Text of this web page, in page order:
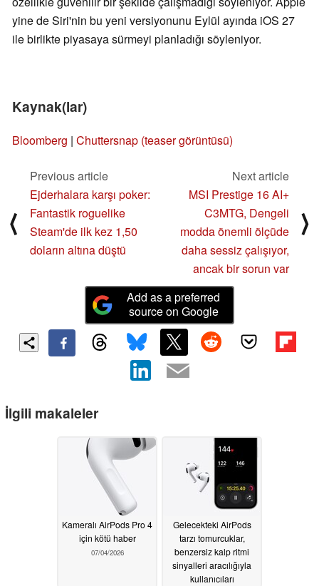
yine de Siri'nin bu yeni versiyonunu Eylül ayında iOS 27
ile birlikte piyasaya sürmeyi planladığı söyleniyor.
Kaynak(lar)
Bloomberg | Chuttersnap (teaser görüntüsü)
⟨
Previous article
Ejderhalara karşı poker:
Fantastik roguelike
Steam'de ilk kez 1,50
doların altına düştü
Next article
MSI Prestige 16 AI+
C3MTG, Dengeli
modda önemli ölçüde
daha sessiz çalışıyor,
ancak bir sorun var
⟩
Add as a preferred
source on Google
İlgili makaleler
Kameralı AirPods Pro 4
için kötü haber
07/04/2026
Gelecekteki AirPods
tarzı tomurcuklar,
benzersiz kalp ritmi
sinyalleri aracılığıyla
kullanıcıları